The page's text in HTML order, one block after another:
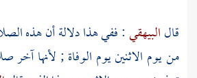
قالالبيهقي: ففي هذا دلالة أن هذه
من يوم الاثنين يوم الوفاة ; لأنها آخر